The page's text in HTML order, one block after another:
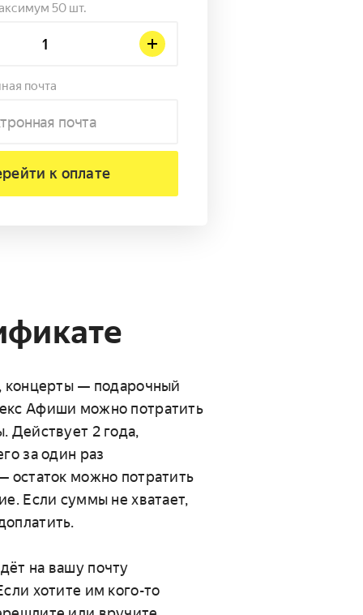
50 шт.
почта
к оплате
концерты — подарочный
Афиши можно потратить
Действует 2 года,
за один раз
остаток можно потратить
Если суммы не хватает,
на вашу почту
хотите им кого-то